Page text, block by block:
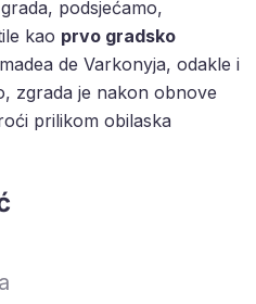
podsjećamo,
kao prvo gradsko
de Varkonyja, odakle i
zgrada je nakon obnove
prilikom obilaska